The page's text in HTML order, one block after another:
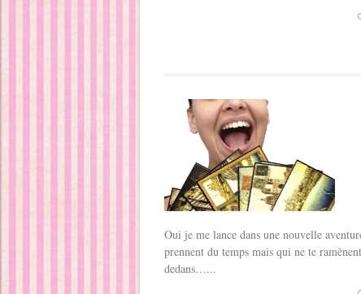
Oui je me lance dans une nouvelle
prennent du temps mais qui ne te
dedans…...